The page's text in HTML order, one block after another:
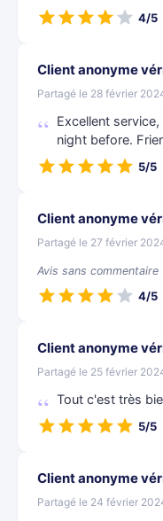
4/5
Client anonyme
Partagé le 28 février
Excellent
night before.
5/5
Client anonyme
Partagé le 27 février
Avis sans commentaire
4/5
Client anonyme
Partagé le 25 février
Tout c'est très
5/5
Client anonyme
Partagé le 24 février